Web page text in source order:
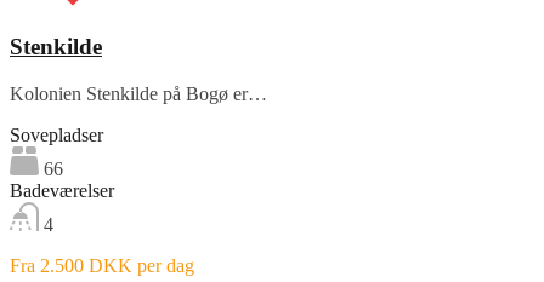
Stenkilde
Kolonien Stenkilde på Bogø er…
Sovepladser
66
Badeværelser
4
Fra 2.500 DKK per dag